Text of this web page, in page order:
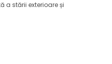
a stării exterioare și